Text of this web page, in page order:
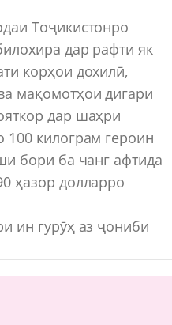
Тоҷикистонро
дар рафти як
корҳои дохилӣ,
мақомотҳои дигари
дар шаҳри
100 килограм героин
бори ба чанг афтида
ҳазор долларро
ин гурӯҳ аз ҷониби